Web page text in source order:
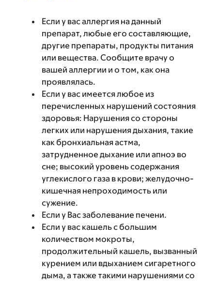
Если у вас аллергия на данный
препарат, любые его составляющие,
другие препараты, продукты питания
или вещества. Сообщите врачу о
вашей аллергии и о том, как она
проявлялась.
Если у вас имеется любое из
перечисленных нарушений состояния
здоровья: Нарушения со стороны
легких или нарушения дыхания, такие
как бронхиальная астма,
затрудненное дыхание или апноэ во
сне; высокий уровень содержания
углекислого газа в крови; желудочно-
кишечная непроходимость или
сужение.
Если у Вас заболевание печени.
Если у вас кашель с большим
количеством мокроты,
продолжительный кашель, вызванный
курением или вдыханием сигаретного
дыма, а также такими нарушениями со